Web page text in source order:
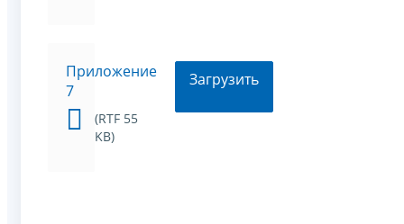
Приложение
7
(RTF 55
KB)
Загрузить